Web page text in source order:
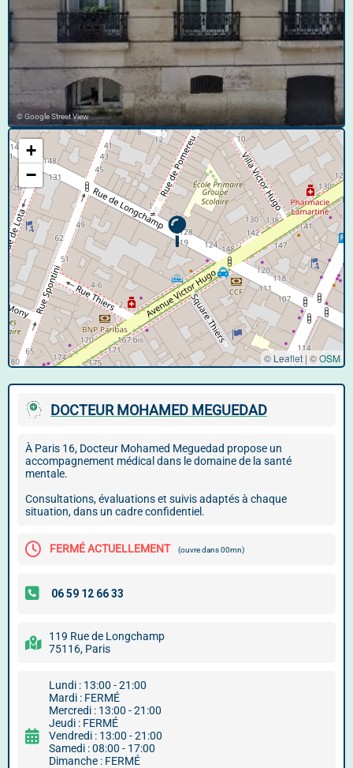
© Google Street View
+
−
© Leaflet | ©OSM
DOCTEUR MOHAMED MEGUEDAD
À Paris 16, Docteur Mohamed Meguedad propose un
accompagnement médical dans le domaine de la santé
mentale.
Consultations, évaluations et suivis adaptés à chaque
situation, dans un cadre confidentiel.
FERMÉ ACTUELLEMENT (ouvre dans 00mn)
119 Rue de Longchamp
75116, Paris
Lundi : 13:00 - 21:00
Mardi : FERMÉ
Mercredi : 13:00 - 21:00
Jeudi : FERMÉ
Vendredi : 13:00 - 21:00
Samedi : 08:00 - 17:00
Dimanche : FERMÉ